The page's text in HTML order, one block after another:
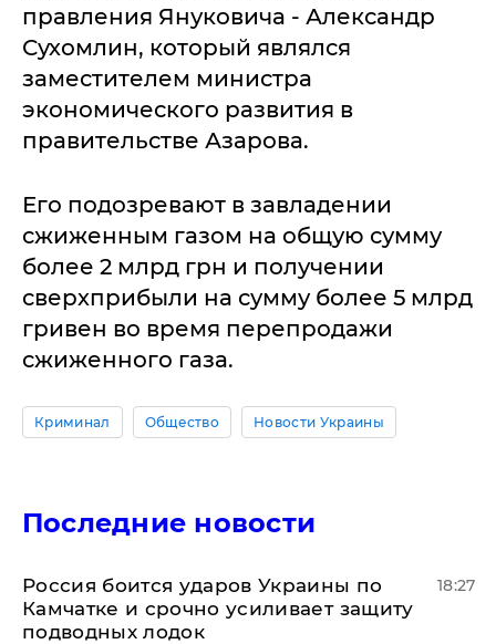
правления Януковича - Александр
Сухомлин, который являлся
заместителем министра
экономического развития в
правительстве Азарова.
Его подозревают в завладении
сжиженным газом на общую сумму
более 2 млрд грн и получении
сверхприбыли на сумму более 5 млрд
гривен во время перепродажи
сжиженного газа.
Криминал Общество Новости Украины
Последние новости
Россия боится ударов Украины по
Камчатке и срочно усиливает защиту
подводных лодок
18:27